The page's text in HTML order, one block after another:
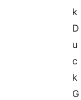
k
D
u
c
k
G